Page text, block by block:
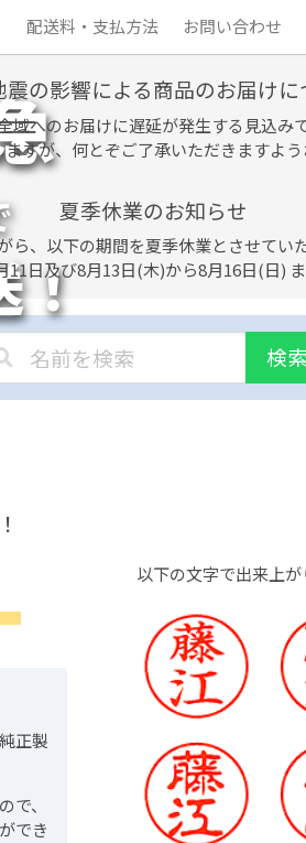
配送料・支払方法 お問い合わせ
！
震の影響による商品のお届けに
域へのお届けに遅延が発生する見込みで
すが、何とぞご了承いただきますよう
夏季休業のお知らせ
ら、以下の期間を夏季休業とさせてい
11日及び8月13日(木)から8月16日(日) ま
検索
以下の文字で出来上が
正製
、
でき